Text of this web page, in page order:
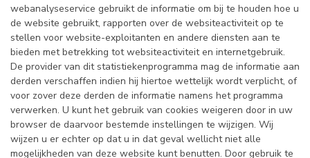
webanalyseservice gebruikt de informatie om bij te houden hoe u
de website gebruikt, rapporten over de websiteactiviteit op te
stellen voor website-exploitanten en andere diensten aan te
bieden met betrekking tot websiteactiviteit en internetgebruik.
De provider van dit statistiekenprogramma mag de informatie aan
derden verschaffen indien hij hiertoe wettelijk wordt verplicht, of
voor zover deze derden de informatie namens het programma
verwerken. U kunt het gebruik van cookies weigeren door in uw
browser de daarvoor bestemde instellingen te wijzigen. Wij
wijzen u er echter op dat u in dat geval wellicht niet alle
mogelijkheden van deze website kunt benutten. Door gebruik te